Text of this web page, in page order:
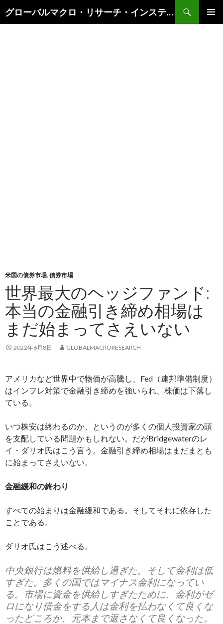
グローバルマクロ・リサーチ・インスティテュート
索
米国の債券市場, 債券市場
世界最大のヘッジファンド:
本当の金融引き締め相場は
まだ始まってさえいない
2022年6月8日 GLOBALMACRORESEARCH
アメリカなど世界中で物価が高騰し、Fed（連邦準備制度）
はインフレ対策で金融引き締めを強いられ、株価は下落し
ている。
いつ株安は終わるのか、というのが多くの個人投資家の頭
を支配している問題かもしれない。だがBridgewaterのレ
イ・ダリオ氏はこう言う。金融引き締め相場はまだまとも
に始まってさえいない。
金融緩和の終わり
すべての始まりは金融緩和である。そしてそれに依存した
ことである。
ダリオ氏はこう述べる。
中央銀行は燃料を供給し過ぎた。そして金利は低
すぎた。多くの国ではマイナス金利になってい
る。市場に資金を供給しすぎたために、金利がゼ
ロになり借金をする人は金利を払わなくて良くな
ったどころか、元本まで返さなくて良くなった。